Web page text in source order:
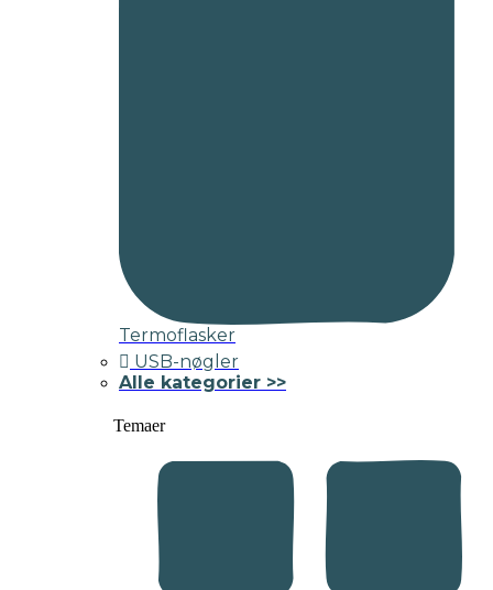
Termoflasker
USB-nøgler
Alle kategorier >>
Temaer